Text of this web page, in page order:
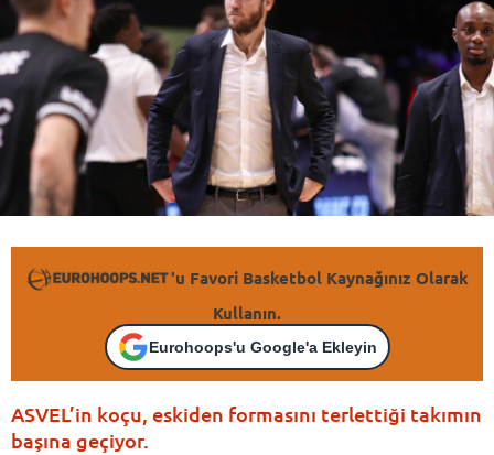
'u Favori Basketbol Kaynağınız Olarak
Kullanın.
Eurohoops'u Google'a Ekleyin
ASVEL’in koçu, eskiden formasını terlettiği takımın
başına geçiyor.